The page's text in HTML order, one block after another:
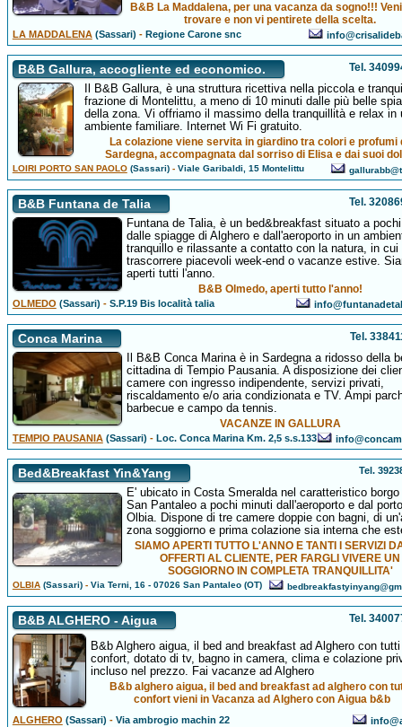
B&B La Maddalena, per una vacanza da sogno!!!
trovare e non vi pentirete della scelta.
LA MADDALENA(Sassari) -Regione Carone snc
B&B Gallura, accogliente ed economico. Tel.
Il B&B Gallura, è una struttura ricettiva nella piccola e
frazione di Montelittu, a meno di 10 minuti dalle più belle
della zona. Vi offriamo il massimo della tranquillità e relax in
ambiente familiare. Internet Wi Fi gratuito.
La colazione viene servita in giardino tra colori e profumi
Sardegna, accompagnata dal sorriso di Elisa e dai suoi
LOIRI PORTO SAN PAOLO(Sassari) -Viale Garibaldi, 15 Montelittu
B&B Funtana de Talia Tel.
Funtana de Talia, è un bed&breakfast situato a
dalle spiagge di Alghero e dall'aeroporto in un
tranquillo e rilassante a contatto con la natura, in cui
trascorrere piacevoli week-end o vacanze estive.
aperti tutti l'anno.
B&B Olmedo, aperti tutto l'anno!
OLMEDO (Sassari) -S.P.19 Bis località talia
Conca Marina Tel.
Il B&B Conca Marina è in Sardegna a ridosso della
cittadina di Tempio Pausania. A disposizione dei
camere con ingresso indipendente, servizi privati,
riscaldamento e/o aria condizionata e TV. Ampi
barbecue e campo da tennis.
VACANZE IN GALLURA
TEMPIO PAUSANIA(Sassari) -Loc. Conca Marina Km. 2,5 s.s.133
Bed&Breakfast Yin&Yang Tel.
E' ubicato in Costa Smeralda nel caratteristico borgo
San Pantaleo a pochi minuti dall'aeroporto e dal
Olbia. Dispone di tre camere doppie con bagni, di
zona soggiorno e prima colazione sia interna che
SIAMO APERTI TUTTO L'ANNO E TANTI I SERVIZI
OFFERTI AL CLIENTE, PER FARGLI VIVERE UN
SOGGIORNO IN COMPLETA TRANQUILLITA'
OLBIA(Sassari) -Via Terni, 16 - 07026 San Pantaleo (OT)
B&B ALGHERO - Aigua Tel.
B&b Alghero aigua, il bed and breakfast ad Alghero con
confort, dotato di tv, bagno in camera, clima e colazione
incluso nel prezzo. Fai vacanze ad Alghero
B&b alghero aigua, il bed and breakfast ad alghero con
confort vieni in Vacanza ad Alghero con Aigua b&b
ALGHERO (Sassari) -Via ambrogio machin 22